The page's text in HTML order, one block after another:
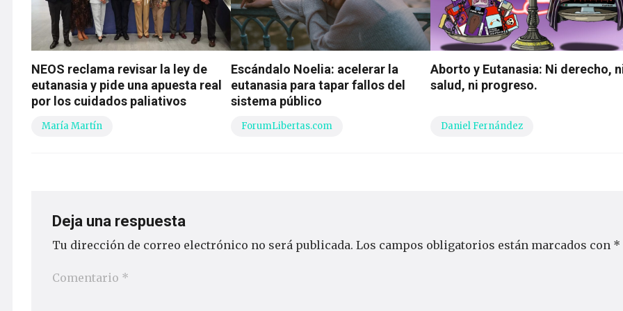
NEOS reclama revisar la ley de
eutanasia y pide una apuesta real
por los cuidados paliativos
María Martín
Escándalo Noelia: acelerar la
eutanasia para tapar fallos del
sistema público
ForumLibertas.com
Aborto y Eutanasia: Ni derecho,
salud, ni progreso.
Daniel Fernández
Deja una respuesta
Tu dirección de correo electrónico no será publicada. Los campos obligatorios están marcados con *